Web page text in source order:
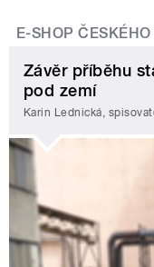
E-SHOP
Závěr příběhu
pod zemí
Karin Lednická,